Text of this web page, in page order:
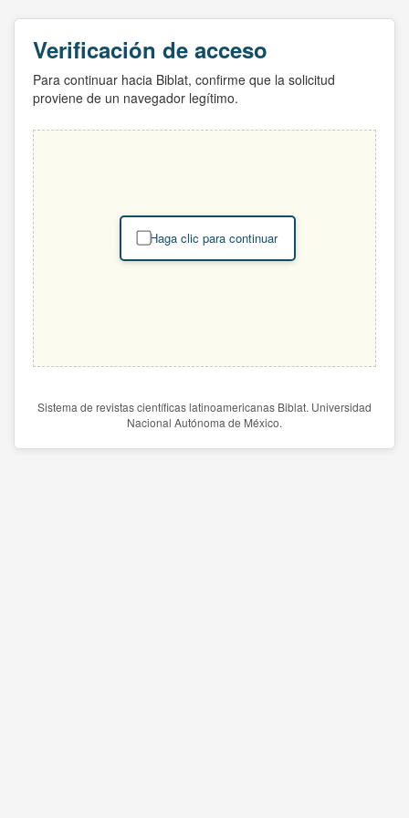
Verificación de acceso
Para continuar hacia Biblat, confirme que la solicitud
proviene de un navegador legítimo.
Haga clic para continuar
Sistema de revistas científicas latinoamericanas Biblat. Universidad
Nacional Autónoma de México.